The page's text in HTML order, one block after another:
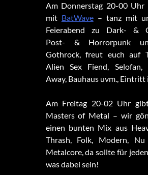
Am Donnerstag 20-00 Uhr
mit BatWave– tanz mit
Feierabend zu Dark- &
Post- & Horrorpunk
Gothrock, freut euch auf
Alien Sex Fiend, Selofan,
Away, Bauhaus uvm., Eintritt
Am Freitag 20-02 Uhr
Masters of Metal – wir
einen bunten Mix aus
Thrash, Folk, Modern,
Metalcore, da sollte für
was dabei sein!